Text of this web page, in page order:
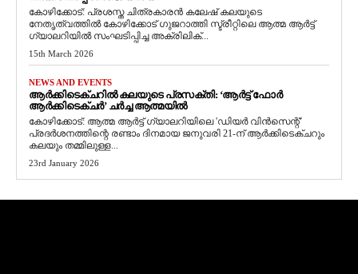
കോഴിക്കോട്: പ്രശസ്ത ചിത്രകാരൻ കലേഷ് കലയുടെ
നേതൃത്വത്തിൽ കോഴിക്കോട് ഗുജറാത്തി സ്ട്രീറ്റിലെ ആത്മ ആർട്ട്
ഗ്യാലറിയിൽ സംഘടിപ്പിച്ച അക്രിലിക്...
15th March 2026
NEWS AND EVENTS
ആർക്കിടെക്ചറിൽ കലയുടെ പ്രസക്തി: ‘ആർട്ട് ഫോർ
ആർക്കിടെക്ചർ’ ചർച്ച ആത്മയിൽ
​കോഴിക്കോട്: ആത്മ ആർട്ട് ഗ്യാലറിയിലെ 'ഡിയർ വിൻസെന്റ്'
പ്രദർശനത്തിന്റെ രണ്ടാം ദിനമായ ജനുവരി 21-ന് ആർക്കിടെക്ചറും
കലയും തമ്മിലുള്ള...
23rd January 2026